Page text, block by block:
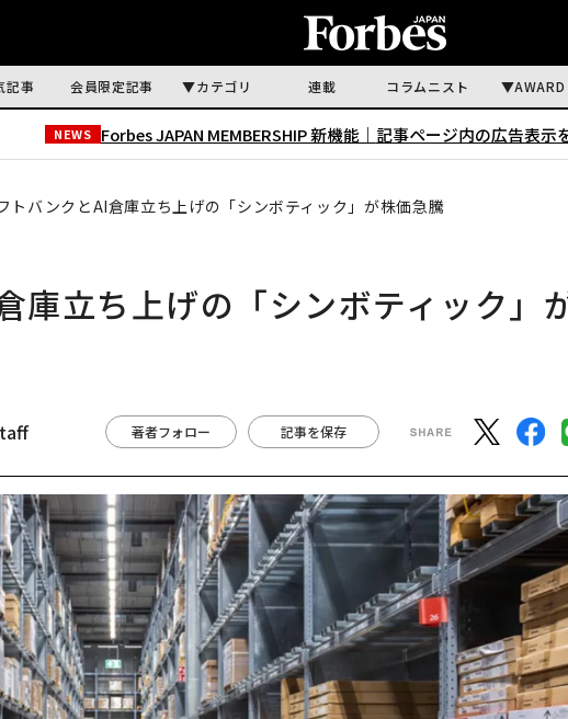
記事 会員限定記事 カテゴリ 連載 コラムニスト AWARD
NEWS Forbes JAPAN MEMBERSHIP 新機能｜ 記事ページ内の広告表示
トバンクとAI倉庫立ち上げの「シンボティック」が株価急騰
庫立ち上げの「シンボティック」
著者フォロー 記事を保存